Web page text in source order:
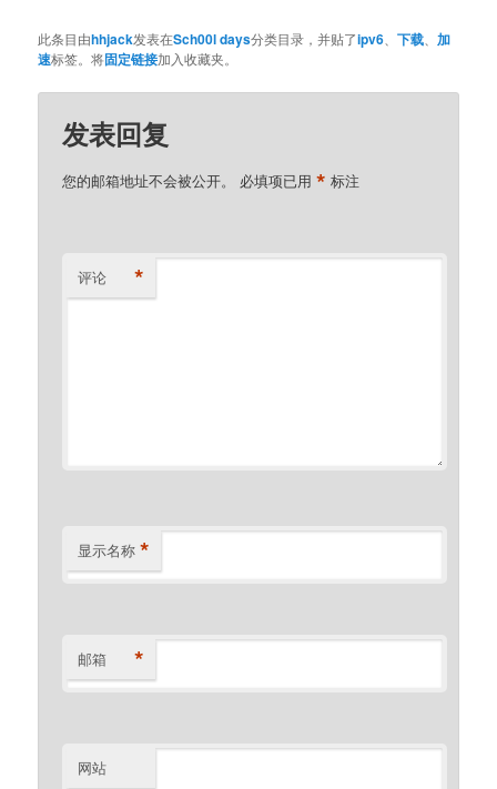
此条目由hhjack发表在Sch00l days分类目录，并贴了ipv6 、下载 、加
速标签。将固定链接加入收藏夹。
发表回复
您的邮箱地址不会被公开。 必填项已用* 标注
评论 *
显示名称 *
邮箱 *
网站